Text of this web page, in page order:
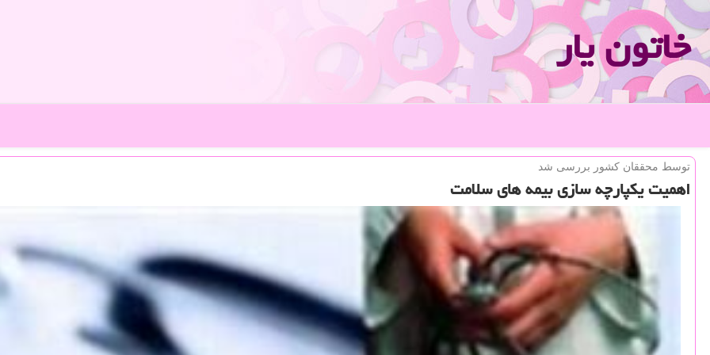
خاتون یار
توسط محققان كشور بررسی شد
اهمیت یكپارچه سازی بیمه های سلامت